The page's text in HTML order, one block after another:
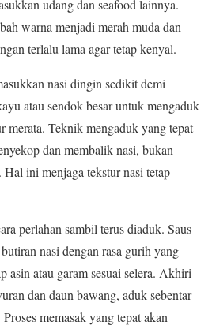
udang dan seafood lainnya.
warna menjadi merah muda dan
terlalu lama agar tetap kenyal.
nasi dingin sedikit demi
atau sendok besar untuk mengaduk
merata. Teknik mengaduk yang tepat
dan membalik nasi, bukan
ini menjaga tekstur nasi tetap
perlahan sambil terus diaduk. Saus
nasi dengan rasa gurih yang
asin atau garam sesuai selera. Akhiri
dan daun bawang, aduk sebentar
memasak yang tepat akan